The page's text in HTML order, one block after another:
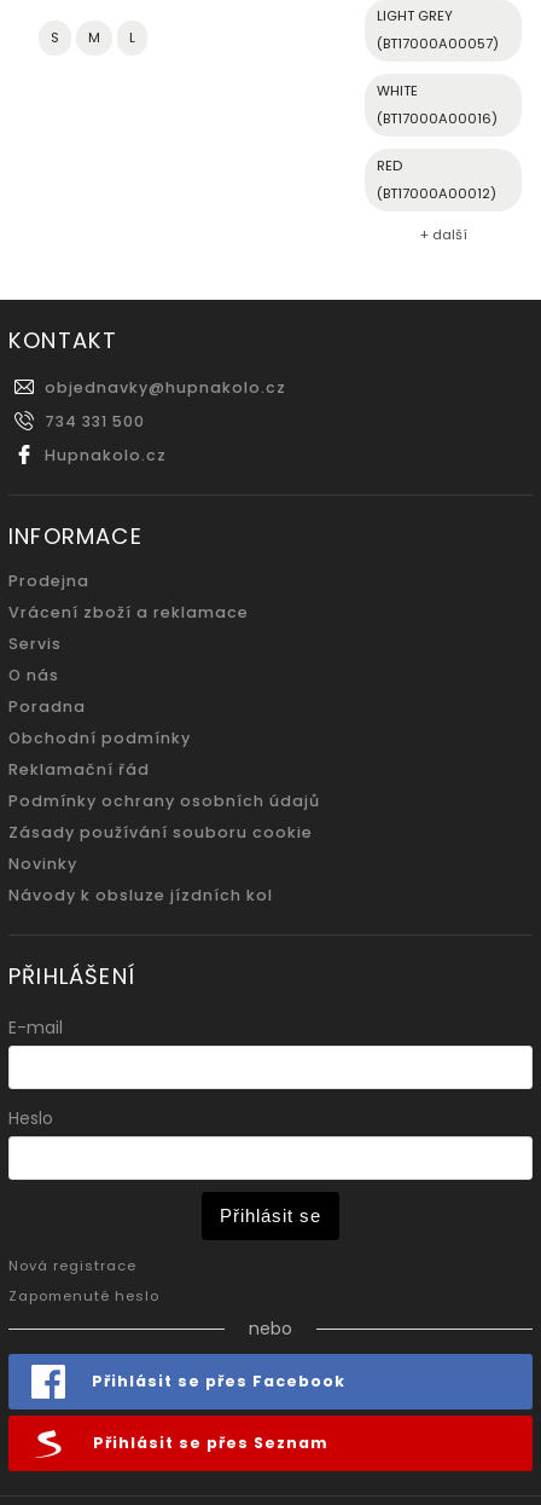
S M L
LIGHT GREY
(BT17000A00057)
WHITE
(BT17000A00016)
RED
(BT17000A00012)
+ další
KONTAKT
objednavky@hupnakolo.cz
734 331 500
Hupnakolo.cz
INFORMACE
Prodejna
Vrácení zboží a reklamace
Servis
O nás
Poradna
Obchodní podmínky
Reklamační řád
Podmínky ochrany osobních údajů
Zásady používání souboru cookie
Novinky
Návody k obsluze jízdních kol
PŘIHLÁŠENÍ
E-mail
Heslo
Přihlásit se
Nová registrace
Zapomenuté heslo
nebo
Přihlásit se přes Facebook
Přihlásit se přes Seznam